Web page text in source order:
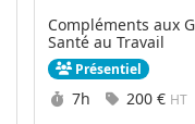
Compléments aux
Santé au Travail
Présentiel
Durée :
7h Prix :
200 € HT